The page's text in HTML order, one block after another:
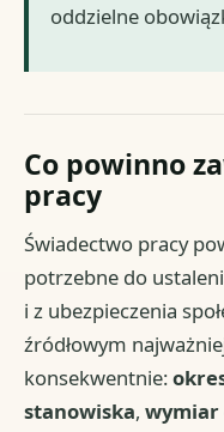
oddzielne
Co powinno
pracy
Świadectwo pracy
potrzebne do
i z ubezpieczenia
źródłowym
konsekwentnie:
stanowiska,wymiar